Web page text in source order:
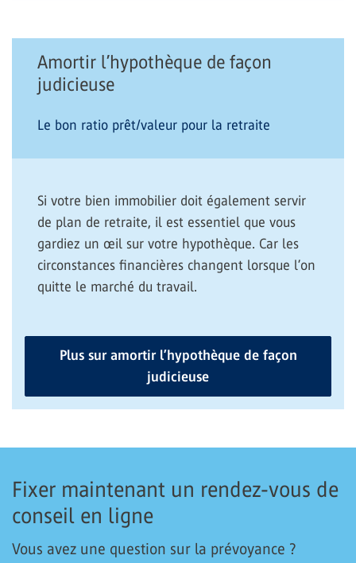
Amortir l’hypothèque de façon
judicieuse
Le bon ratio prêt/valeur pour la retraite
Si votre bien immobilier doit également servir
de plan de retraite, il est essentiel que vous
gardiez un œil sur votre hypothèque. Car les
circonstances financières changent lorsque l’on
quitte le marché du travail.
Plus sur amortir l’hypothèque de façon
judicieuse
Fixer maintenant un rendez-vous de
conseil en ligne
Vous avez une question sur la prévoyance ?